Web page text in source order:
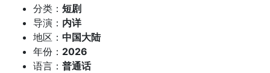
分类： 短剧
导演： 内详
地区： 中国大陆
年份： 2026
语言： 普通话